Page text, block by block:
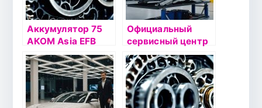
Аккумулятор 75
АКОМ Asia EFB
Евро
Официальный
сервисный центр
Volkswagen:
Качественное
техобслуживание
у дилера в Москве